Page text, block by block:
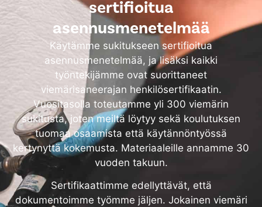
sertifioitua
asennusmenetelmää
Käytämme sukitukseen sertifioitua
asennusmenetelmää, ja lisäksi kaikki
työntekijämme ovat suorittaneet
viemärisaneerajan henkilösertifikaatin.
Vuositasolla toteutamme yli 300 viemärin
sukitusta, joten meiltä löytyy sekä koulutuksen
tuomaa osaamista että käytännöntyössä
kertynyttä kokemusta. Materiaaleille annamme 30
vuoden takuun.
Sertifikaattimme edellyttävät, että
dokumentoimme työmme jäljen. Jokainen viemäri